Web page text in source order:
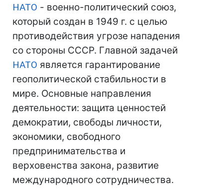
НАТО - военно-политический союз,
который создан в 1949 г. с целью
противодействия угрозе нападения
со стороны СССР. Главной задачей
НАТО является гарантирование
геополитической стабильности в
мире. Основные направления
деятельности: защита ценностей
демократии, свободы личности,
экономики, свободного
предпринимательства и
верховенства закона, развитие
международного сотрудничества.